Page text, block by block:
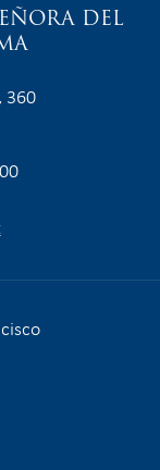
DEL
360